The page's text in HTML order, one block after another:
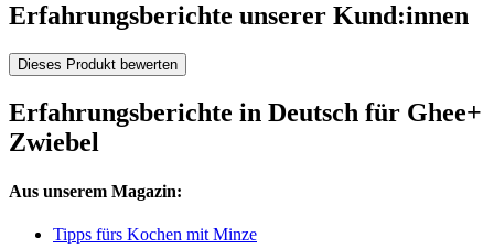
Erfahrungsberichte unserer Kund:innen
Dieses Produkt bewerten
Erfahrungsberichte in Deutsch für Ghee+
Zwiebel
Aus unserem Magazin:
Tipps fürs Kochen mit Minze